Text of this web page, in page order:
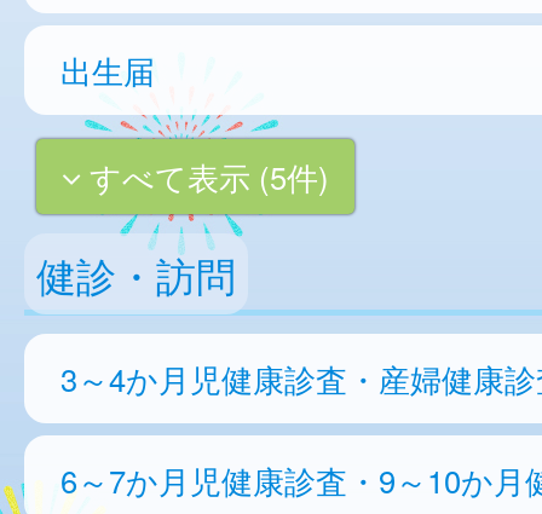
出生届
すべて表示 (5件)
健診・訪問
3～4か月児健康診査・産婦健康
6～7か月児健康診査・9～10か月